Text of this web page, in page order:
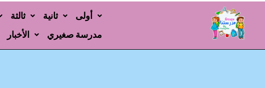
ثالثة ثانية
أولى
الأخبار
مدرسة صغيري